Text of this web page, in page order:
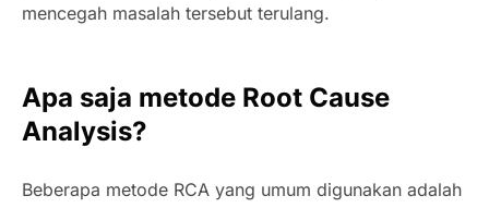
mencegah masalah tersebut terulang.
Apa saja metode Root Cause
Analysis?
Beberapa metode RCA yang umum digunakan adalah